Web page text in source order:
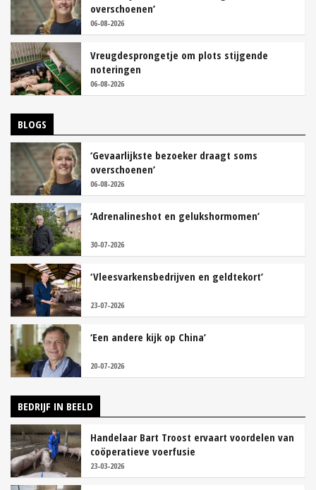
overschoenen’
06-08-2026
Vreugdesprongetje om plots stijgende
noteringen
06-08-2026
BLOGS
‘Gevaarlijkste bezoeker draagt soms
overschoenen’
06-08-2026
‘Adrenalineshot en gelukshormomen’
30-07-2026
‘Vleesvarkensbedrijven en geldtekort’
23-07-2026
‘Een andere kijk op China’
20-07-2026
BEDRIJF IN BEELD
Handelaar Bart Troost ervaart voordelen van
coöperatieve voerfusie
23-03-2026